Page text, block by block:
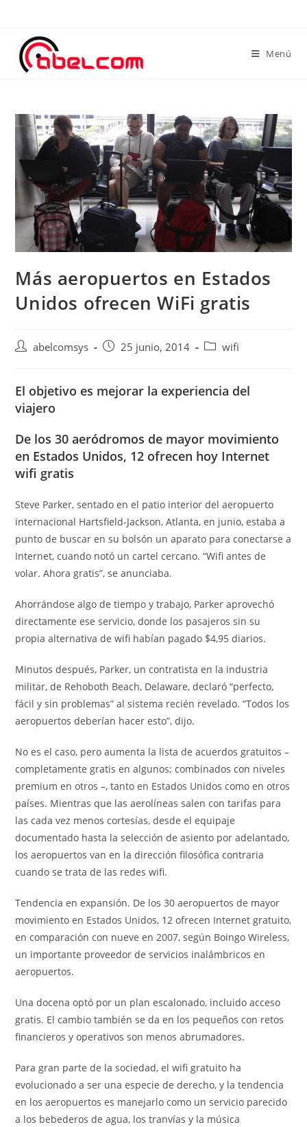
Menú
Más aeropuertos en Estados
Unidos ofrecen WiFi gratis
abelcomsys 25 junio, 2014 wifi
El objetivo es mejorar la experiencia del
viajero
De los 30 aeródromos de mayor movimiento
en Estados Unidos, 12 ofrecen hoy Internet
wifi gratis
Steve Parker, sentado en el patio interior del aeropuerto
internacional Hartsfield-Jackson, Atlanta, en junio, estaba a
punto de buscar en su bolsón un aparato para conectarse a
Internet, cuando notó un cartel cercano. “Wifi antes de
volar. Ahora gratis”, se anunciaba.
Ahorrándose algo de tiempo y trabajo, Parker aprovechó
directamente ese servicio, donde los pasajeros sin su
propia alternativa de wifi habían pagado $4,95 diarios.
Minutos después, Parker, un contratista en la industria
militar, de Rehoboth Beach, Delaware, declaró “perfecto,
fácil y sin problemas” al sistema recién revelado. “Todos los
aeropuertos deberían hacer esto”, dijo.
No es el caso, pero aumenta la lista de acuerdos gratuitos –
completamente gratis en algunos; combinados con niveles
premium en otros –, tanto en Estados Unidos como en otros
países. Mientras que las aerolíneas salen con tarifas para
las cada vez menos cortesías, desde el equipaje
documentado hasta la selección de asiento por adelantado,
los aeropuertos van en la dirección filosófica contraria
cuando se trata de las redes wifi.
Tendencia en expansión. De los 30 aeropuertos de mayor
movimiento en Estados Unidos, 12 ofrecen Internet gratuito,
en comparación con nueve en 2007, según Boingo Wireless,
un importante proveedor de servicios inalámbricos en
aeropuertos.
Una docena optó por un plan escalonado, incluido acceso
gratis. El cambio también se da en los pequeños con retos
financieros y operativos son menos abrumadores.
Para gran parte de la sociedad, el wifi gratuito ha
evolucionado a ser una especie de derecho, y la tendencia
en los aeropuertos es manejarlo como un servicio parecido
a los bebederos de agua, los tranvías y la música